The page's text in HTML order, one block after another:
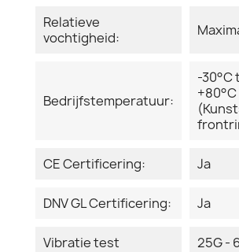
Relatieve
vochtigheid:
Bedrijfstemperatuur:
-30°C
+80°C
CE Certificering: Ja
DNV GL Certificering: Ja
Vibratie test 25G -